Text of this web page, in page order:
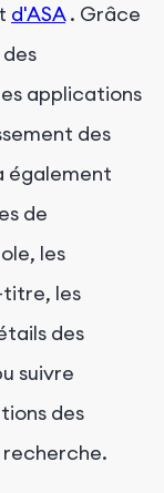
d'ASA. Grâce
applications
des
également
de
les
les
des
suivre
des
recherche.